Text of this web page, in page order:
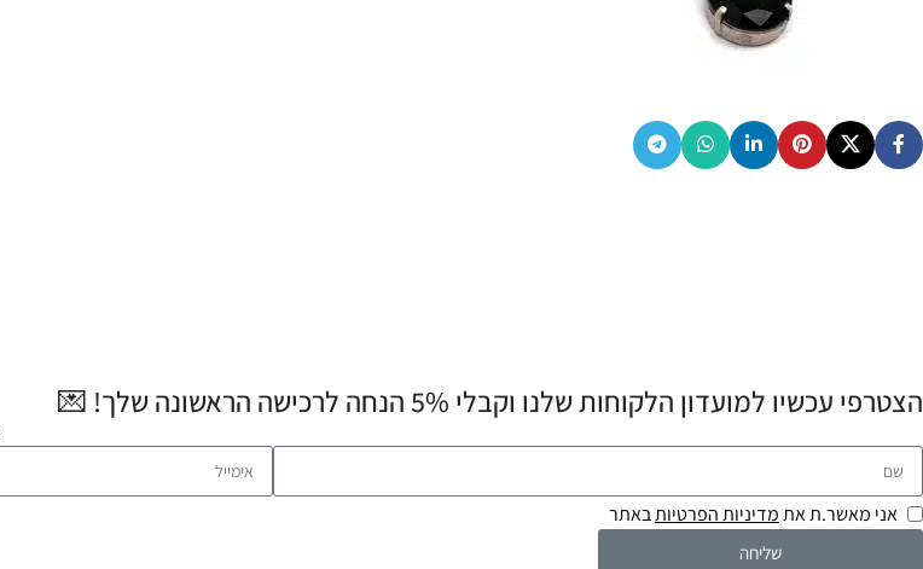
הצטרפי עכשיו למועדון הלקוחות שלנו וקבלי 5% הנחה לרכישה הראשונה שלך! 💌
אני מאשר.ת אתמדיניות הפרטיותבאתר
שליחה